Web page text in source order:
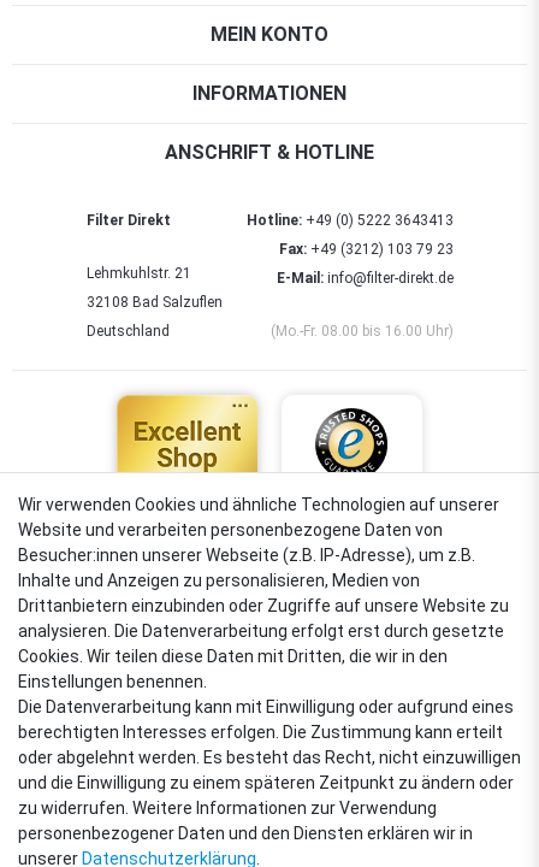
MEIN KONTO
INFORMATIONEN
ANSCHRIFT & HOTLINE
Filter Direkt
Lehmkuhlstr. 21
32108 Bad Salzuflen
Deutschland
Hotline:+49 (0) 5222 3643413
Fax:+49 (3212) 103 79 23
E-Mail:info@filter-direkt.de
(Mo.-Fr. 08.00 bis 16.00 Uhr)
4,88
Sehr gut
VERSANDARTEN
ZAHLUNGSARTEN
Wir verwenden Cookies und ähnliche Technologien auf unserer
Website und verarbeiten personenbezogene Daten von
Besucher:innen unserer Webseite (z.B. IP-Adresse), um z.B.
Inhalte und Anzeigen zu personalisieren, Medien von
Drittanbietern einzubinden oder Zugriffe auf unsere Website zu
analysieren. Die Datenverarbeitung erfolgt erst durch gesetzte
Cookies. Wir teilen diese Daten mit Dritten, die wir in den
Einstellungen benennen.
Die Datenverarbeitung kann mit Einwilligung oder aufgrund eines
berechtigten Interesses erfolgen. Die Zustimmung kann erteilt
oder abgelehnt werden. Es besteht das Recht, nicht einzuwilligen
und die Einwilligung zu einem späteren Zeitpunkt zu ändern oder
zu widerrufen. Weitere Informationen zur Verwendung
personenbezogener Daten und den Diensten erklären wir in
unserer Daten­schutz­erklärung